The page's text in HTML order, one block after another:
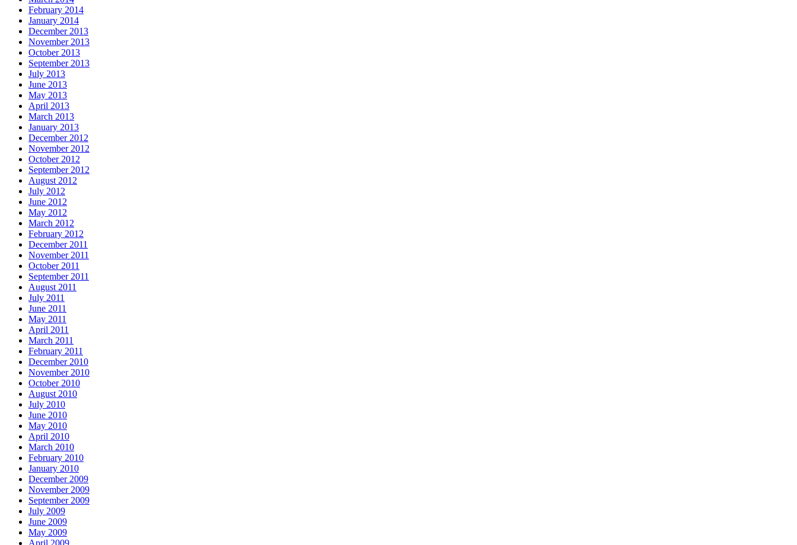
February 2014
January 2014
December 2013
November 2013
October 2013
September 2013
July 2013
June 2013
May 2013
April 2013
March 2013
January 2013
December 2012
November 2012
October 2012
September 2012
August 2012
July 2012
June 2012
May 2012
March 2012
February 2012
December 2011
November 2011
October 2011
September 2011
August 2011
July 2011
June 2011
May 2011
April 2011
March 2011
February 2011
December 2010
November 2010
October 2010
August 2010
July 2010
June 2010
May 2010
April 2010
March 2010
February 2010
January 2010
December 2009
November 2009
September 2009
July 2009
June 2009
May 2009
April 2009